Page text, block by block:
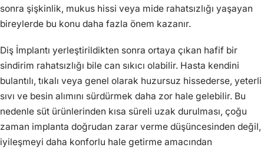
sonra şişkinlik, mukus hissi veya mide rahatsızlığı yaşayan
bireylerde bu konu daha fazla önem kazanır.
Diş İmplantı yerleştirildikten sonra ortaya çıkan hafif bir
sindirim rahatsızlığı bile can sıkıcı olabilir. Hasta kendini
bulantılı, tıkalı veya genel olarak huzursuz hissederse, yeterli
sıvı ve besin alımını sürdürmek daha zor hale gelebilir. Bu
nedenle süt ürünlerinden kısa süreli uzak durulması, çoğu
zaman implanta doğrudan zarar verme düşüncesinden değil,
iyileşmeyi daha konforlu hale getirme amacından